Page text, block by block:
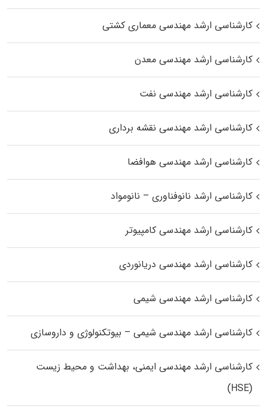
کارشناسی ارشد مهندسی معماری کشتی
کارشناسی ارشد مهندسی معدن
کارشناسی ارشد مهندسی نفت
کارشناسی ارشد مهندسی نقشه برداری
کارشناسی ارشد مهندسی هوافضا
کارشناسی ارشد نانوفناوری – نانومواد
کارشناسی ارشد مهندسی کامپیوتر
کارشناسی ارشد مهندسی دریانوردی
کارشناسی ارشد مهندسی شیمی
کارشناسی ارشد مهندسی شیمی – بیوتکنولوژی و داروسازی
کارشناسی ارشد مهندسی ایمنی، بهداشت و محیط زیست
(HSE)